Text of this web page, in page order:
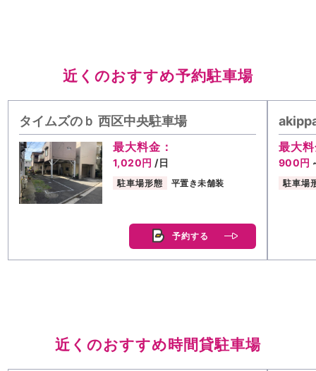
近くのおすすめ予約駐車場
タイムズのｂ 西区中央駐車場
最大料金：
1,020円 /日
駐車場形態 平置き未舗装
予約する
最大
900円
駐車場
近くのおすすめ時間貸駐車場